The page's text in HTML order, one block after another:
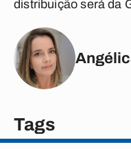
distribuição será da
Tags